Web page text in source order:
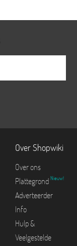
Over Shopwiki
Over ons
Plattegrond Nieuw!
Adverteerder
Info
Hulp &
Veelgestelde